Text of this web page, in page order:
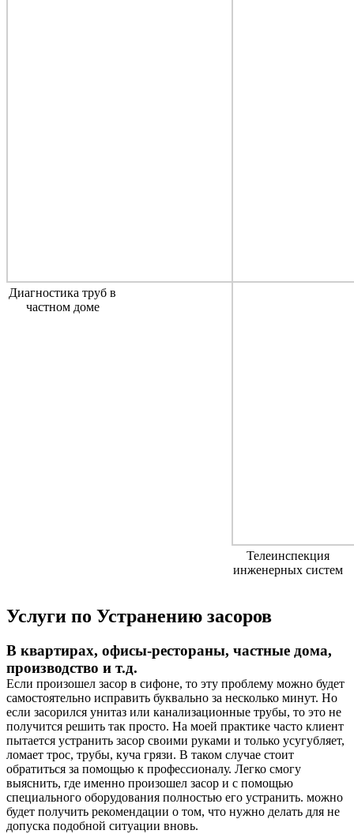
Диагностика труб в
частном доме
Телеинспекция
инженерных систем
Услуги по Устранению засоров
В квартирах, офисы-рестораны, частные дома,
производство и т.д.
Если произошел засор в сифоне, то эту проблему можно будет
самостоятельно исправить буквально за несколько минут. Но
если засорился унитаз или канализационные трубы, то это не
получится решить так просто. На моей практике часто клиент
пытается устранить засор своими руками и только усугубляет,
ломает трос, трубы, куча грязи. В таком случае стоит
обратиться за помощью к профессионалу. Легко смогу
выяснить, где именно произошел засор и с помощью
специального оборудования полностью его устранить. можно
будет получить рекомендации о том, что нужно делать для не
допуска подобной ситуации вновь.